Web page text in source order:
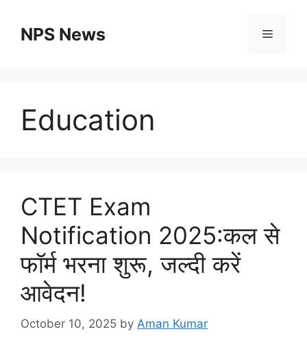
contentNPS News Menu
Education
CTET Exam
Notification 2025:कल से
फॉर्म भरना शुरू, जल्दी करें
आवेदन!
October 10, 2025 by Aman Kumar